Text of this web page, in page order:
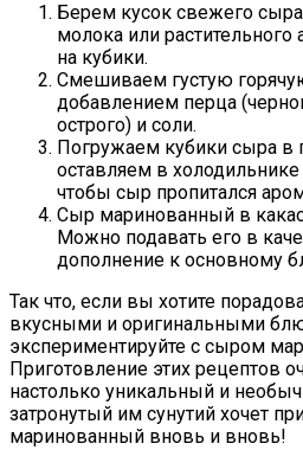
Берем кусок свежего
молока или растительного
на кубики.
Смешиваем густую
добавлением перца
острого) и соли.
Погружаем кубики сыра в
оставляем в
чтобы сыр пропитался
Сыр маринованный в
Можно подавать его в
дополнение к основному
Так что, если вы хотите
вкусными и оригинальными
экспериментируйте с сыром
Приготовление этих рецептов
настолько уникальный и
затронутый им сунутий хочет
маринованный вновь и вновь!